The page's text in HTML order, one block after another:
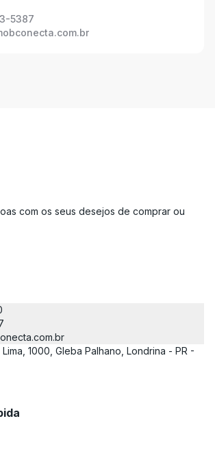
5387
com os seus desejos de comprar ou
1000, Gleba Palhano, Londrina - PR -